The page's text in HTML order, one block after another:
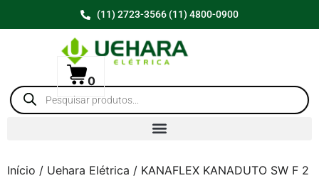
(11) 2723-3566 (11) 4800-0900
0
Início / Uehara Elétrica / KANAFLEX KANADUTO SW F 2